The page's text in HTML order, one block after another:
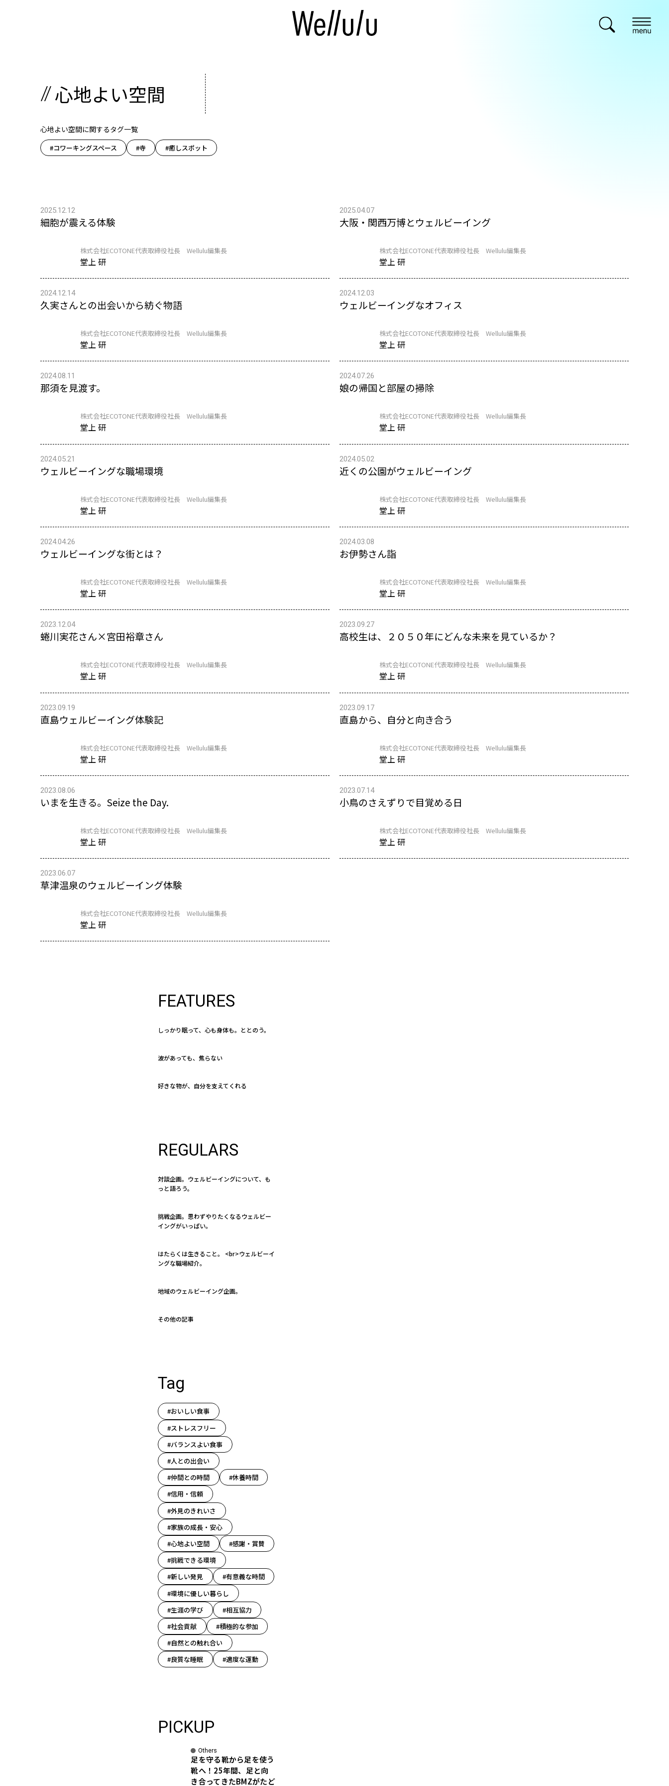
心地よい空間
心地よい空間に関するタグ一覧
#コワーキングスペース #寺 #癒しスポット
2025.12.12
細胞が震える体験
株式会社ECOTONE代表取締役社長 Wellulu編集長
堂上 研
2025.04.07
大阪・関西万博とウェルビーイング
株式会社ECOTONE代表取締役社長 Wellulu編集長
堂上 研
2024.12.14
久実さんとの出会いから紡ぐ物語
株式会社ECOTONE代表取締役社長 Wellulu編集長
堂上 研
2024.12.03
ウェルビーイングなオフィス
株式会社ECOTONE代表取締役社長 Wellulu編集長
堂上 研
2024.08.11
那須を見渡す。
株式会社ECOTONE代表取締役社長 Wellulu編集長
堂上 研
2024.07.26
娘の帰国と部屋の掃除
株式会社ECOTONE代表取締役社長 Wellulu編集長
堂上 研
2024.05.21
ウェルビーイングな職場環境
株式会社ECOTONE代表取締役社長 Wellulu編集長
堂上 研
2024.05.02
近くの公園がウェルビーイング
株式会社ECOTONE代表取締役社長 Wellulu編集長
堂上 研
2024.04.26
ウェルビーイングな街とは？
株式会社ECOTONE代表取締役社長 Wellulu編集長
堂上 研
2024.03.08
お伊勢さん詣
株式会社ECOTONE代表取締役社長 Wellulu編集長
堂上 研
2023.12.04
蜷川実花さん×宮田裕章さん
株式会社ECOTONE代表取締役社長 Wellulu編集長
堂上 研
2023.09.27
高校生は、２０５０年にどんな未来を見ているか？
株式会社ECOTONE代表取締役社長 Wellulu編集長
堂上 研
2023.09.19
直島ウェルビーイング体験記
株式会社ECOTONE代表取締役社長 Wellulu編集長
堂上 研
2023.09.17
直島から、自分と向き合う
株式会社ECOTONE代表取締役社長 Wellulu編集長
堂上 研
2023.08.06
いまを生きる。Seize the Day.
株式会社ECOTONE代表取締役社長 Wellulu編集長
堂上 研
2023.07.14
小鳥のさえずりで目覚める日
株式会社ECOTONE代表取締役社長 Wellulu編集長
堂上 研
2023.06.07
草津温泉のウェルビーイング体験
株式会社ECOTONE代表取締役社長 Wellulu編集長
堂上 研
FEATURES
しっかり眠って、心も身体も。ととのう。
波があっても、焦らない
好きな物が、自分を支えてくれる
REGULARS
対談企画。ウェルビーイングについて、も
っと語ろう。
挑戦企画。思わずやりたくなるウェルビー
イングがいっぱい。
はたらくは生きること。 <br>ウェルビーイ
ングな職場紹介。
地域のウェルビーイング企画。
その他の記事
Tag
#おいしい食事
#ストレスフリー
#バランスよい食事
#人との出会い
#仲間との時間
#休養時間
#信用・信頼
#外見のきれいさ
#家族の成長・安心
#心地よい空間
#感謝・賞賛
#挑戦できる環境
#新しい発見
#有意義な時間
#環境に優しい暮らし
#生涯の学び
#相互協力
#社会貢献
#積極的な参加
#自然との触れ合い
#良質な睡眠
#適度な運動
PICKUP
Others
足を守る靴から足を使う
靴へ！25年間、足と向
き合ってきたBMZがたど